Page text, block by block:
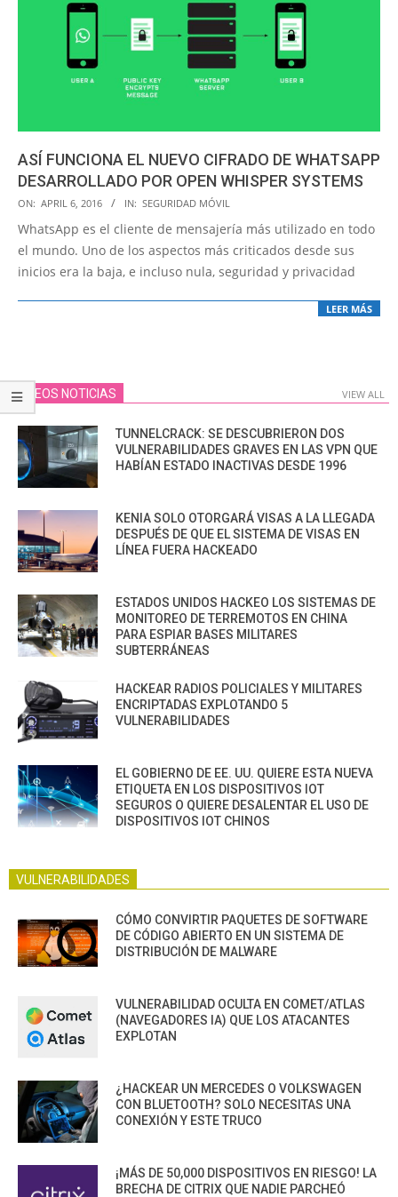
ASÍ FUNCIONA EL NUEVO CIFRADO DE WHATSAPP
DESARROLLADO POR OPEN WHISPER SYSTEMS
2016-
04-
06
ON: APRIL 6, 2016 IN: SEGURIDAD MÓVIL
WhatsApp es el cliente de mensajería más utilizado en todo
el mundo. Uno de los aspectos más criticados desde sus
inicios era la baja, e incluso nula, seguridad y privacidad
LEER MÁS
VIDEOS NOTICIAS VIEW ALL
TUNNELCRACK: SE DESCUBRIERON DOS
VULNERABILIDADES GRAVES EN LAS VPN QUE
HABÍAN ESTADO INACTIVAS DESDE 1996
KENIA SOLO OTORGARÁ VISAS A LA LLEGADA
DESPUÉS DE QUE EL SISTEMA DE VISAS EN
LÍNEA FUERA HACKEADO
ESTADOS UNIDOS HACKEO LOS SISTEMAS DE
MONITOREO DE TERREMOTOS EN CHINA
PARA ESPIAR BASES MILITARES
SUBTERRÁNEAS
HACKEAR RADIOS POLICIALES Y MILITARES
ENCRIPTADAS EXPLOTANDO 5
VULNERABILIDADES
EL GOBIERNO DE EE. UU. QUIERE ESTA NUEVA
ETIQUETA EN LOS DISPOSITIVOS IOT
SEGUROS O QUIERE DESALENTAR EL USO DE
DISPOSITIVOS IOT CHINOS
VULNERABILIDADES
CÓMO CONVIRTIR PAQUETES DE SOFTWARE
DE CÓDIGO ABIERTO EN UN SISTEMA DE
DISTRIBUCIÓN DE MALWARE
VULNERABILIDAD OCULTA EN COMET/ATLAS
(NAVEGADORES IA) QUE LOS ATACANTES
EXPLOTAN
¿HACKEAR UN MERCEDES O VOLKSWAGEN
CON BLUETOOTH? SOLO NECESITAS UNA
CONEXIÓN Y ESTE TRUCO
¡MÁS DE 50,000 DISPOSITIVOS EN RIESGO! LA
BRECHA DE CITRIX QUE NADIE PARCHEÓ